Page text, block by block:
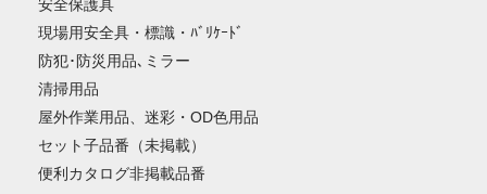
安全保護具
現場用安全具・標識・ﾊﾞﾘｹｰﾄﾞ
防犯･防災用品､ミラー
清掃用品
屋外作業用品、迷彩・OD色用品
セット子品番（未掲載）
便利カタログ非掲載品番